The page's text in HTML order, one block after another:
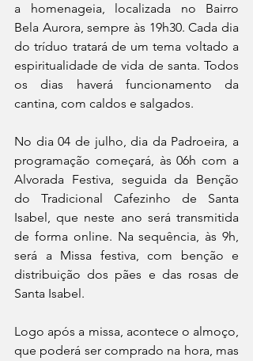
a homenageia, localizada no Bairro
Bela Aurora, sempre às 19h30. Cada dia
do tríduo tratará de um tema voltado a
espiritualidade de vida de santa. Todos
os dias haverá funcionamento da
cantina, com caldos e salgados.
No dia 04 de julho, dia da Padroeira, a
programação começará, às 06h com a
Alvorada Festiva, seguida da Benção
do Tradicional Cafezinho de Santa
Isabel, que neste ano será transmitida
de forma online. Na sequência, às 9h,
será a Missa festiva, com benção e
distribuição dos pães e das rosas de
Santa Isabel.
Logo após a missa, acontece o almoço,
que poderá ser comprado na hora, mas